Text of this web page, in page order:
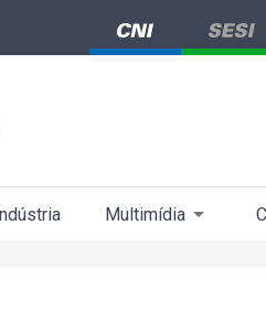
Multimídia